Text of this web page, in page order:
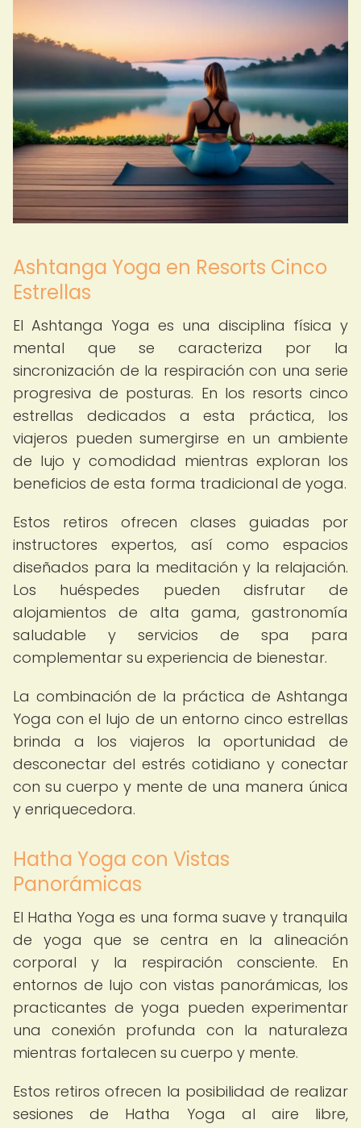
Ashtanga Yoga en Resorts Cinco
Estrellas
El Ashtanga Yoga es una disciplina física y
mental que se caracteriza por la
sincronización de la respiración con una serie
progresiva de posturas. En los resorts cinco
estrellas dedicados a esta práctica, los
viajeros pueden sumergirse en un ambiente
de lujo y comodidad mientras exploran los
beneficios de esta forma tradicional de yoga.
Estos retiros ofrecen clases guiadas por
instructores expertos, así como espacios
diseñados para la meditación y la relajación.
Los huéspedes pueden disfrutar de
alojamientos de alta gama, gastronomía
saludable y servicios de spa para
complementar su experiencia de bienestar.
La combinación de la práctica de Ashtanga
Yoga con el lujo de un entorno cinco estrellas
brinda a los viajeros la oportunidad de
desconectar del estrés cotidiano y conectar
con su cuerpo y mente de una manera única
y enriquecedora.
Hatha Yoga con Vistas
Panorámicas
El Hatha Yoga es una forma suave y tranquila
de yoga que se centra en la alineación
corporal y la respiración consciente. En
entornos de lujo con vistas panorámicas, los
practicantes de yoga pueden experimentar
una conexión profunda con la naturaleza
mientras fortalecen su cuerpo y mente.
Estos retiros ofrecen la posibilidad de realizar
sesiones de Hatha Yoga al aire libre,